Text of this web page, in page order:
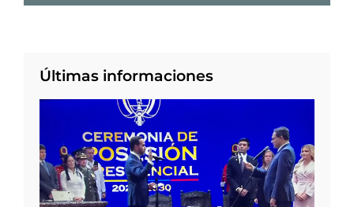
Últimas informaciones